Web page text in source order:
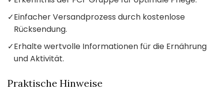
✓Einfacher Versandprozess durch kostenlose
Rücksendung.
✓Erhalte wertvolle Informationen für die Ernährung
und Aktivität.
Praktische Hinweise